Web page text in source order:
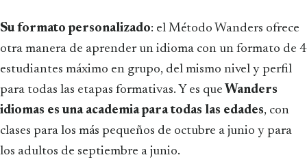
Su formato personalizado: el Método Wanders ofrece
otra manera de aprender un idioma con un formato de 4
estudiantes máximo en grupo, del mismo nivel y perfil
para todas las etapas formativas. Y es que Wanders
idiomas es una academia para todas las edades, con
clases para los más pequeños de octubre a junio y para
los adultos de septiembre a junio.